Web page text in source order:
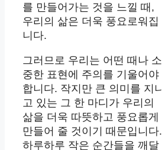
를 만들어가는 것을 느낄 때,
우리의 삶은 더욱 풍요로워집
니다.
그러므로 우리는 어떤 때나 소
중한 표현에 주의를 기울어야
합니다. 작지만 큰 의미를 지니
고 있는 그 한 마디가 우리의
삶을 더욱 따뜻하고 풍요롭게
만들어 줄 것이기 때문입니다.
하루하루 작은 순간들을 깨달